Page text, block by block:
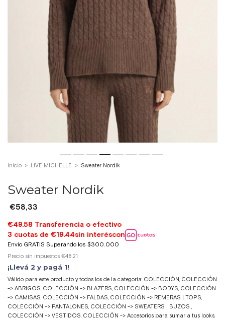
Inicio > LIVE MICHELLE > Sweater Nordik
Sweater Nordik
€58,33
Precio sin impuestos €48,21
¡Llevá 2 y pagá 1!
Válido para este producto y todos los de la categoría: COLECCIÓN, COLECCIÓN
-> ABRIGOS, COLECCIÓN -> BLAZERS, COLECCIÓN -> BODYS, COLECCIÓN
-> CAMISAS, COLECCIÓN -> FALDAS, COLECCIÓN -> REMERAS | TOPS,
COLECCIÓN -> PANTALONES, COLECCIÓN -> SWEATERS | BUZOS ,
COLECCIÓN -> VESTIDOS, COLECCIÓN -> Accesorios para sumar a tus looks.